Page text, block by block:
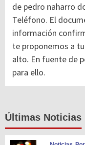
de pedro naharro
Teléfono. El
información
te proponemos a
alto. En fuente de
para ello.
Últimas Noticias